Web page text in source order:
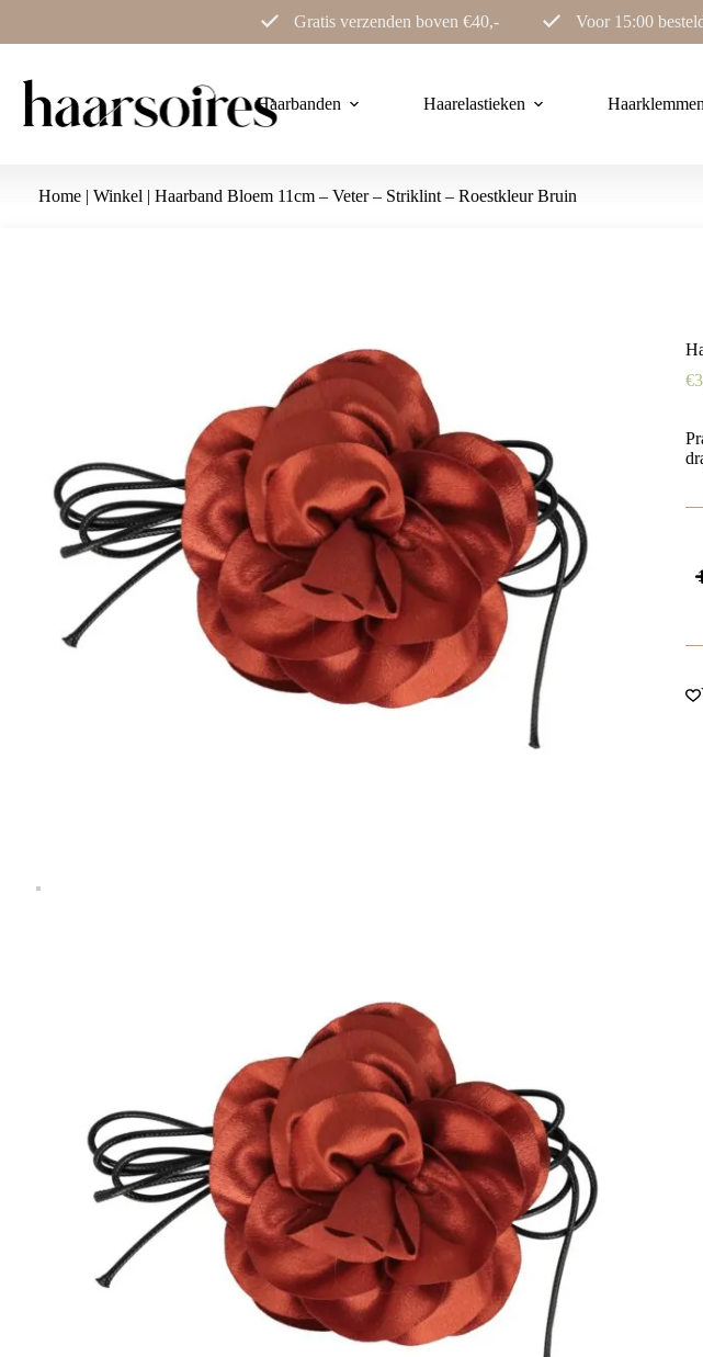
de
Gratis verzenden boven €40,- Voor 15:00
Haarbanden Haarelastieken Haarklemmen
Home | Winkel | Haarband Bloem 11cm – Veter – Striklint – Roestkleur Bruin
€
-